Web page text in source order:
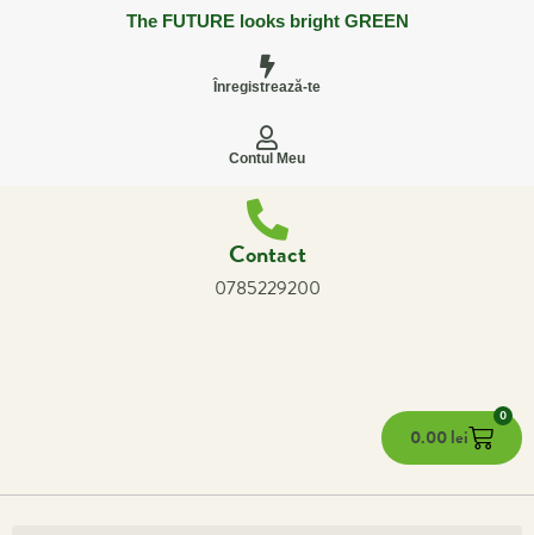
The FUTURE looks bright GREEN
Înregistrează-te
Contul Meu
Contact
0785229200
0.00lei
0